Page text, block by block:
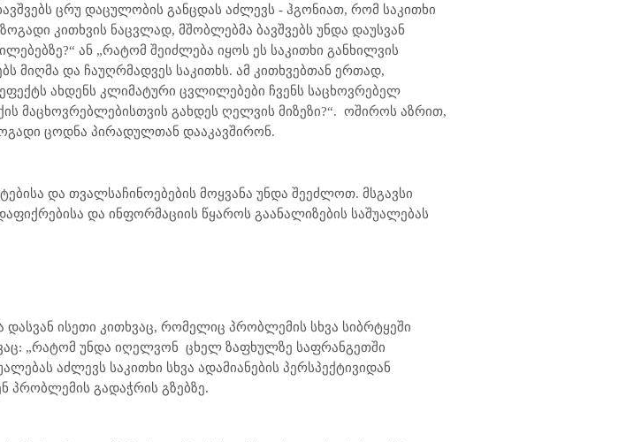
ცრუ დაცულობის განცდას აძლევს - ჰგონიათ, რომ საკითხი
კითხვის ნაცვლად, მშობლებმა ბავშვებს უნდა დაუსვან
ან „რატომ შეიძლება იყოს ეს საკითხი განხილვის
მიღმა და ჩაუღრმადვეს საკითხს. ამ კითხვებთან ერთად,
ახდენს კლიმატური ცვლილებები ჩვენს საცხოვრებელ
მაცხოვრებლებისთვის გახდეს ღელვის მიზეზი?“. ოშიროს აზრით,
ცოდნა პირადულთან დააკავშირონ.
და თვალსაჩინოებების მოყვანა უნდა შეეძლოთ. მსგავსი
და ინფორმაციის წყაროს გაანალიზების საშუალებას
ისეთი კითხვაც, რომელიც პრობლემის სხვა სიბრტყეში
„რატომ უნდა იღელვონ ცხელ ზაფხულზე საფრანგეთში
აძლევს საკითხი სხვა ადამიანების პერსპექტივიდან
პრობლემის გადაჭრის გზებზე.